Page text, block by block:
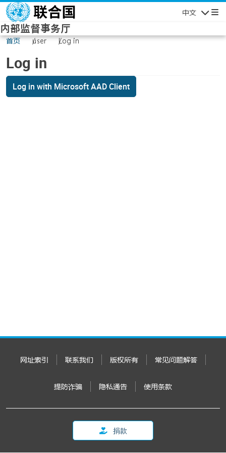
Skip to main content
中文
内部监督事务厅
首页 user Log in
Log in
Log in with Microsoft AAD Client
网址索引 联系我们 版权所有 常见问题解答
提防诈骗 隐私通告 使用条款
捐款